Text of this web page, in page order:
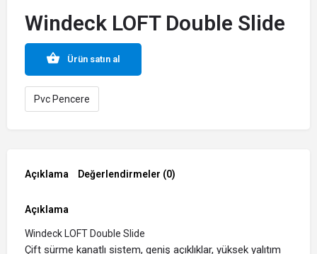
Windeck LOFT Double Slide
Ürün satın al
Pvc Pencere
Açıklama Değerlendirmeler (0)
Açıklama
Windeck LOFT Double Slide
Çift sürme kanatlı sistem, geniş açıklıklar, yüksek yalıtım